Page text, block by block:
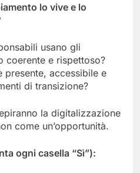
lo vive e lo
usano gli
coerente e rispettoso?
presente, accessibile e
di transizione?
la digitalizzazione
come un’opportunità.
ogni casella “Sì”):